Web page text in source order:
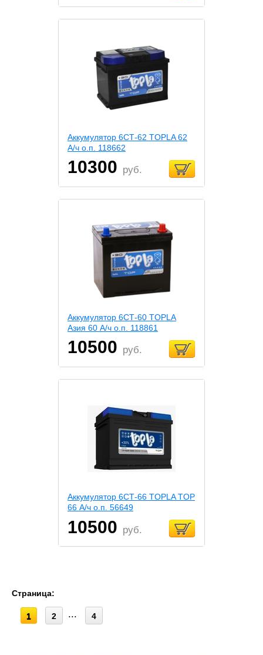
Аккумулятор 6СТ-62 TOPLA 62
А/ч о.п. 118662
10300 руб.
Аккумулятор 6СТ-60 TOPLA
Азия 60 А/ч о.п. 118861
10500 руб.
Аккумулятор 6СТ-66 TOPLA TOP
66 А/ч о.п. 56649
10500 руб.
Страница:
1 2 4